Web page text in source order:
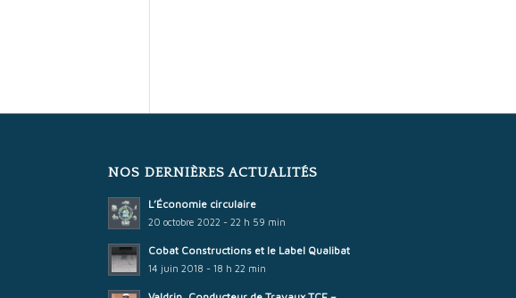
NOS DERNIÈRES ACTUALITÉS
L’Économie circulaire
20 octobre 2022 - 22 h 59 min
Cobat Constructions et le Label Qualibat
14 juin 2018 - 18 h 22 min